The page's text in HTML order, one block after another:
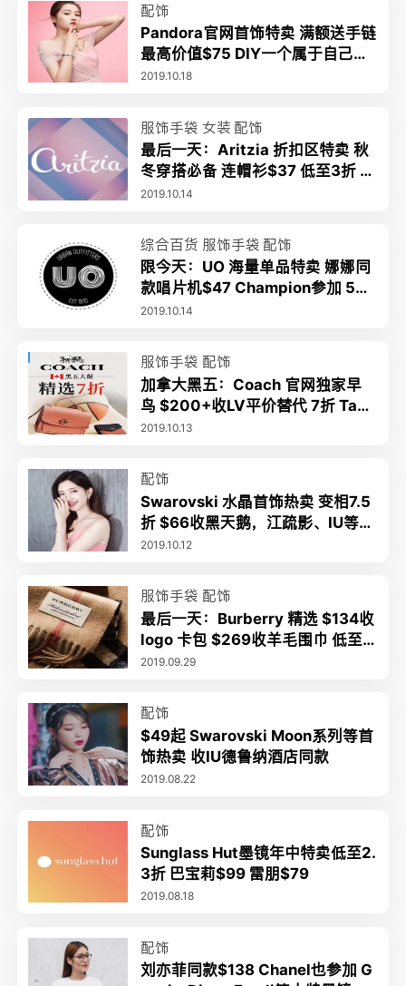
配饰
Pandora官网首饰特卖 满额送手链
最高价值$75 DIY一个属于自己的
故事手串
2019.10.18
服饰手袋 女装 配饰
最后一天：Aritzia 折扣区特卖 秋
冬穿搭必备 连帽衫$37 低至3折 鹅
绒面包服$88
2019.10.14
综合百货 服饰手袋 配饰
限今天：UO 海量单品特卖 娜娜同
款唱片机$47 Champion参加 5折
抢 Fila老爹鞋$42 帆布包$7
2019.10.14
服饰手袋 配饰
加拿大黑五：Coach 官网独家早
鸟 $200+收LV平价替代 7折 Tab
by钱包$122 免运费
2019.10.13
配饰
Swarovski 水晶首饰热卖 变相7.5
折 $66收黑天鹅，江疏影、IU等明
星同款
2019.10.12
服饰手袋 配饰
最后一天：Burberry 精选 $134收
logo 卡包 $269收羊毛围巾 低至6
折+满额额外8折+包关税
2019.09.29
配饰
$49起 Swarovski Moon系列等首
饰热卖 收IU德鲁纳酒店同款
2019.08.22
配饰
Sunglass Hut墨镜年中特卖低至2.
3折 巴宝莉$99 雷朋$79
2019.08.18
配饰
刘亦菲同款$138 Chanel也参加 G